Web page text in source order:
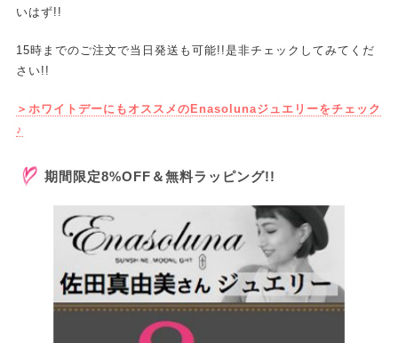
いはず!!
15時までのご注文で当日発送も可能!!是非チェックしてみてくだ
さい!!
＞ホワイトデーにもオススメのEnasolunaジュエリーをチェック
♪
期間限定8%OFF＆無料ラッピング!!